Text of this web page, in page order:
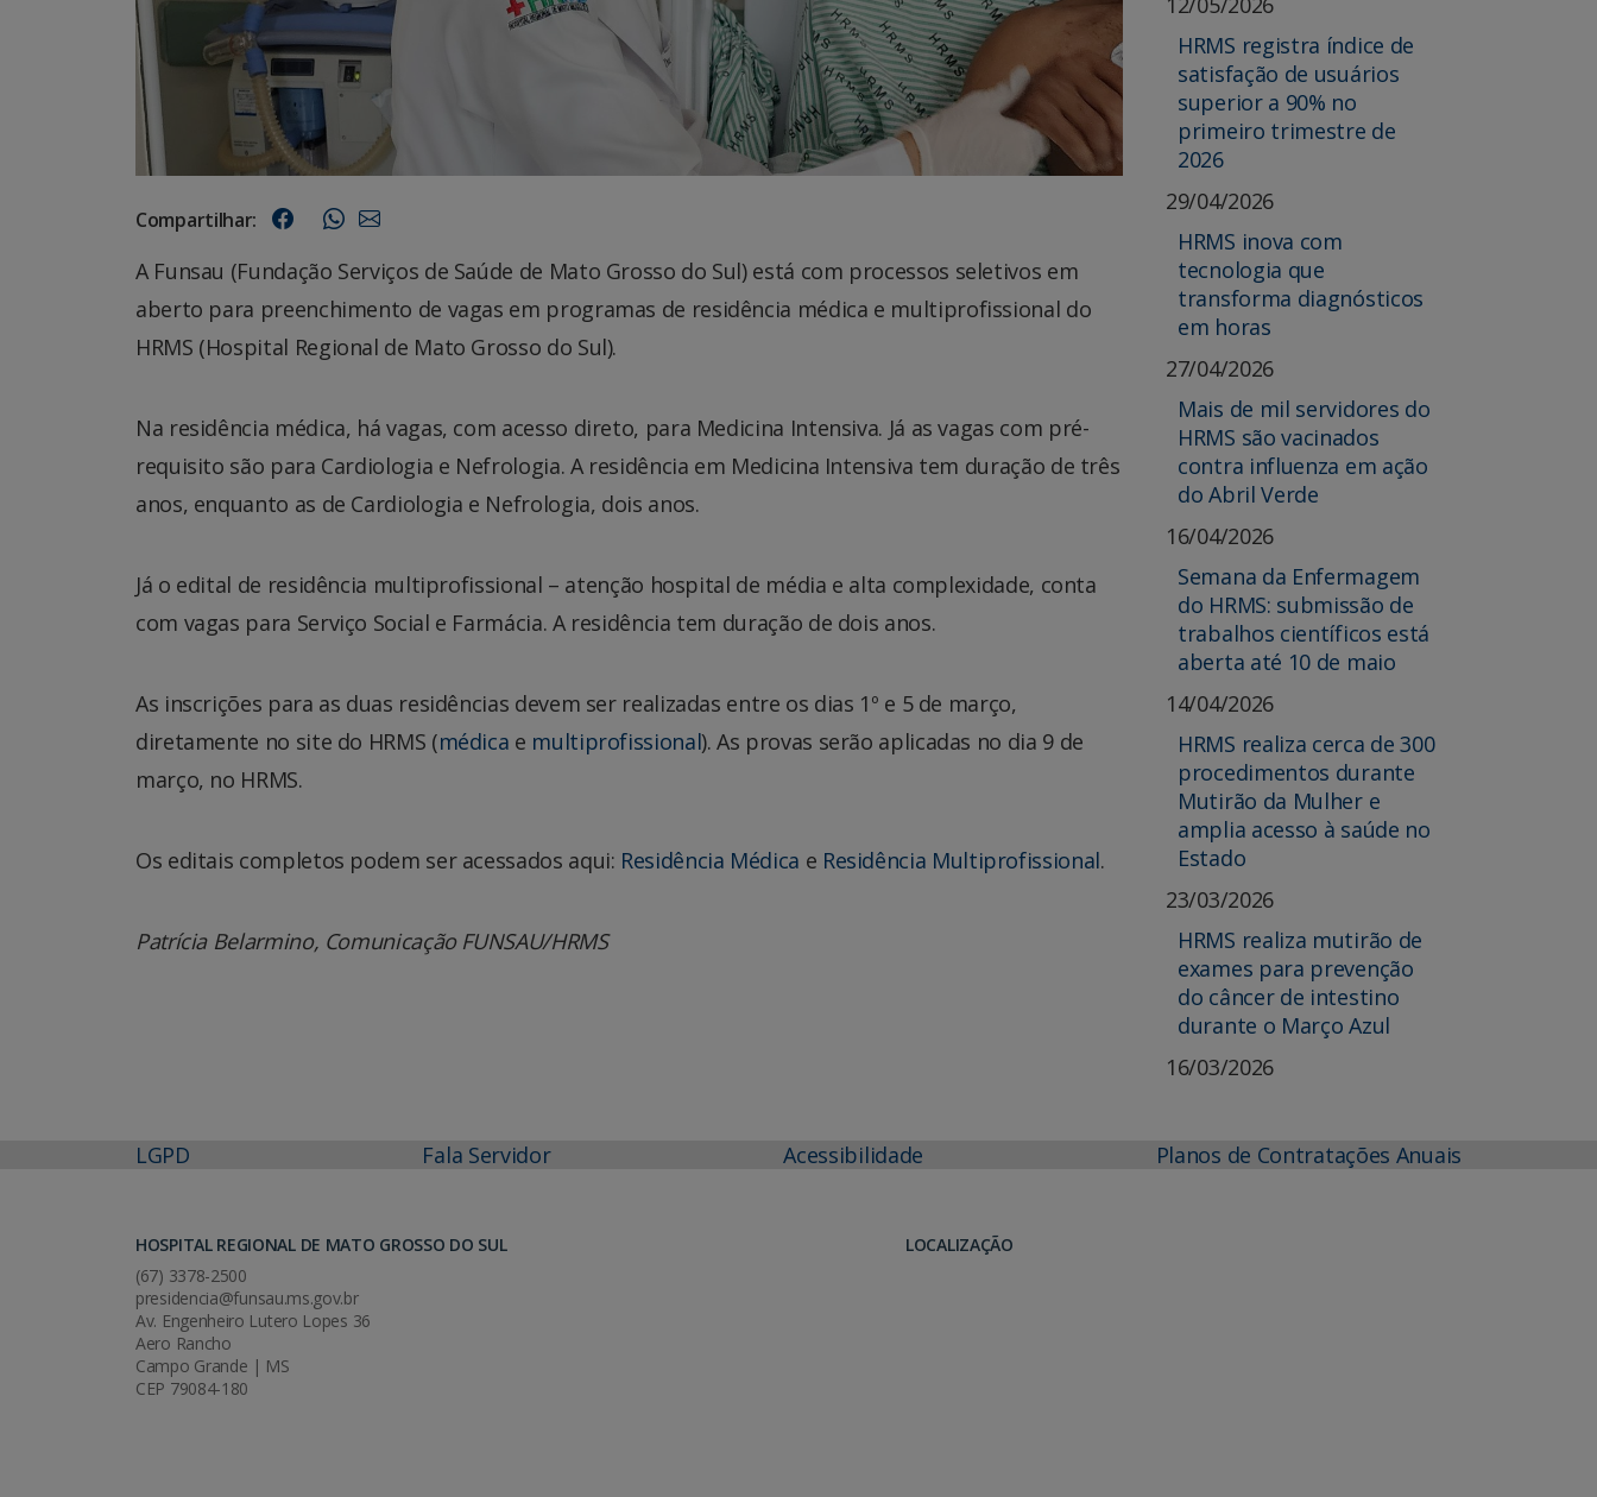
Compartilhar:
A Funsau (Fundação Serviços de Saúde de Mato Grosso do Sul) está com processos seletivos em
aberto para preenchimento de vagas em programas de residência médica e multiprofissional do
HRMS (Hospital Regional de Mato Grosso do Sul).
Na residência médica, há vagas, com acesso direto, para Medicina Intensiva. Já as vagas com pré-
requisito são para Cardiologia e Nefrologia. A residência em Medicina Intensiva tem duração de três
anos, enquanto as de Cardiologia e Nefrologia, dois anos.
Já o edital de residência multiprofissional – atenção hospital de média e alta complexidade, conta
com vagas para Serviço Social e Farmácia. A residência tem duração de dois anos.
As inscrições para as duas residências devem ser realizadas entre os dias 1º e 5 de março,
diretamente no site do HRMS (médica e multiprofissional). As provas serão aplicadas no dia 9 de
março, no HRMS.
Os editais completos podem ser acessados aqui: Residência Médica e Residência Multiprofissional.
Patrícia Belarmino, Comunicação FUNSAU/HRMS
HRMS registra índice de
satisfação de usuários
superior a 90% no
primeiro trimestre de
2026
29/04/2026
HRMS inova com
tecnologia que
transforma diagnósticos
em horas
27/04/2026
Mais de mil servidores do
HRMS são vacinados
contra influenza em ação
do Abril Verde
16/04/2026
Semana da Enfermagem
do HRMS: submissão de
trabalhos científicos está
aberta até 10 de maio
14/04/2026
HRMS realiza cerca de 300
procedimentos durante
Mutirão da Mulher e
amplia acesso à saúde no
Estado
23/03/2026
HRMS realiza mutirão de
exames para prevenção
do câncer de intestino
durante o Março Azul
16/03/2026
LGPD Fala Servidor Acessibilidade Planos de Contratações Anuais
HOSPITAL REGIONAL DE MATO GROSSO DO SUL
(67) 3378-2500
presidencia@funsau.ms.gov.br
Av. Engenheiro Lutero Lopes 36
Aero Rancho
Campo Grande | MS
CEP 79084-180
LOCALIZAÇÃO